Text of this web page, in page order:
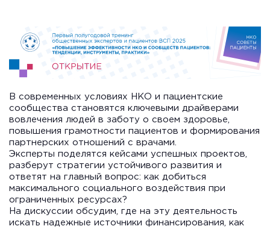
В современных условиях НКО и пациентские
сообщества становятся ключевыми драйверами
вовлечения людей в заботу о своем здоровье,
повышения грамотности пациентов и формирования
партнерских отношений с врачами.
Эксперты поделятся кейсами успешных проектов,
разберут стратегии устойчивого развития и
ответят на главный вопрос: как добиться
максимального социального воздействия при
ограниченных ресурсах?
На дискуссии обсудим, где на эту деятельность
искать надежные источники финансирования, как